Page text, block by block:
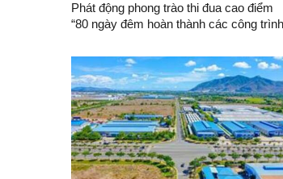
Phát động phong trào thi đua cao điểm
“80 ngày đêm hoàn thành các công
liên cấp Tiểu học và Trung học cơ sở tại
các xã biên giới trên địa bàn tỉnh Lạng
Sơn giai đoạn I”